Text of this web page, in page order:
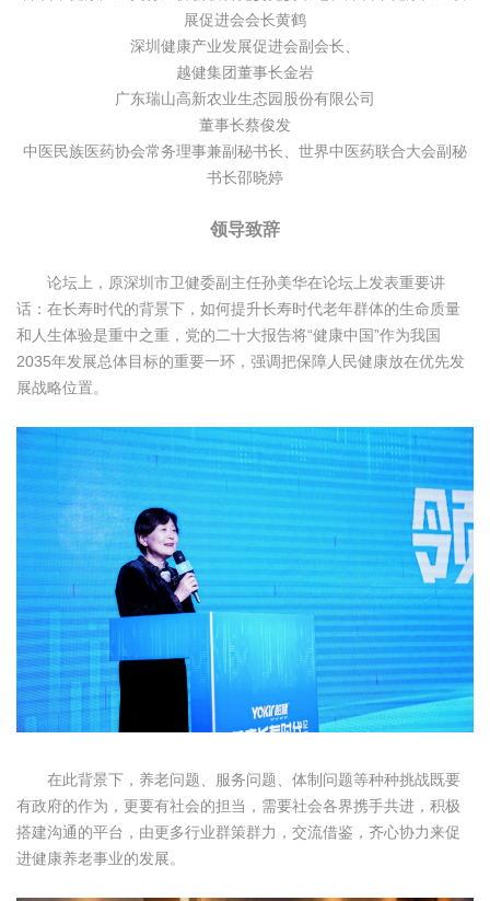
展促进会会长黄鹤
深圳健康产业发展促进会副会长、
越健集团董事长金岩
广东瑞山高新农业生态园股份有限公司
董事长蔡俊发
中医民族医药协会常务理事兼副秘书长、世界中医药联合大会副秘
书长邵晓婷
领导致辞
论坛上，原深圳市卫健委副主任孙美华在论坛上发表重要讲
话：在长寿时代的背景下，如何提升长寿时代老年群体的生命质量
和人生体验是重中之重，党的二十大报告将“健康中国”作为我国
2035年发展总体目标的重要一环，强调把保障人民健康放在优先发
展战略位置。
在此背景下，养老问题、服务问题、体制问题等种种挑战既要
有政府的作为，更要有社会的担当，需要社会各界携手共进，积极
搭建沟通的平台，由更多行业群策群力，交流借鉴，齐心协力来促
进健康养老事业的发展。